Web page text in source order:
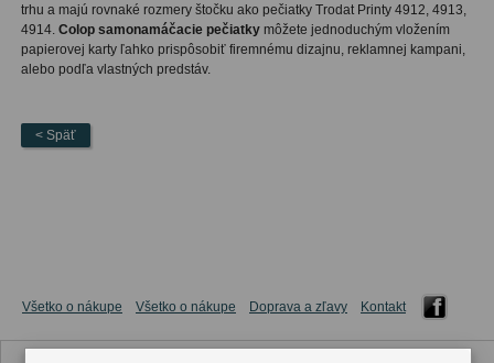
trhu a majú rovnaké rozmery štočku ako pečiatky Trodat Printy 4912, 4913,
4914. Colop samonamáčacie pečiatkymôžete jednoduchým vložením
papierovej karty ľahko prispôsobiť firemnému dizajnu, reklamnej kampani,
alebo podľa vlastných predstáv.
< Späť
Všetko o nákupe Všetko o nákupe Doprava a zľavy Kontakt